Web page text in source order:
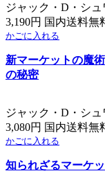
ジャック・D・シ
3,190円 国内送料無
かごに入れる
新マーケットの魔
の秘密
ジャック・D・シ
3,080円 国内送料無
かごに入れる
知られざるマーケ